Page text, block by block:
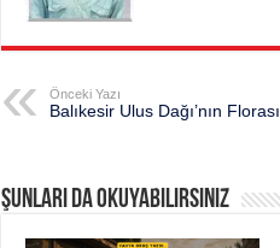
Önceki Yazı
Balıkesir Ulus Dağı’nın Florası
Şunları da okuyabilirsiniz